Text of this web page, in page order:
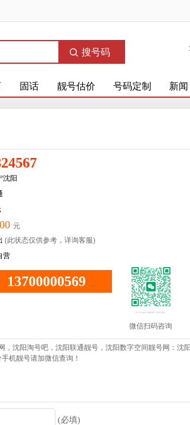
搜号码
固话 靓号估价 号码定制 新闻
沈阳
元
(此状态仅供参考，详询客服)
营
13700000569
微信扫码咨询
沈阳淘号吧，沈阳联通靓号，沈阳数字空间靓号网：沈
机靓号请加微信查询！
(必填)